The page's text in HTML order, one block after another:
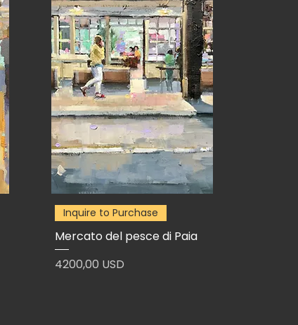
Inquire to Purchase
Mercato del pesce di Paia
Prezzo
4200,00 USD